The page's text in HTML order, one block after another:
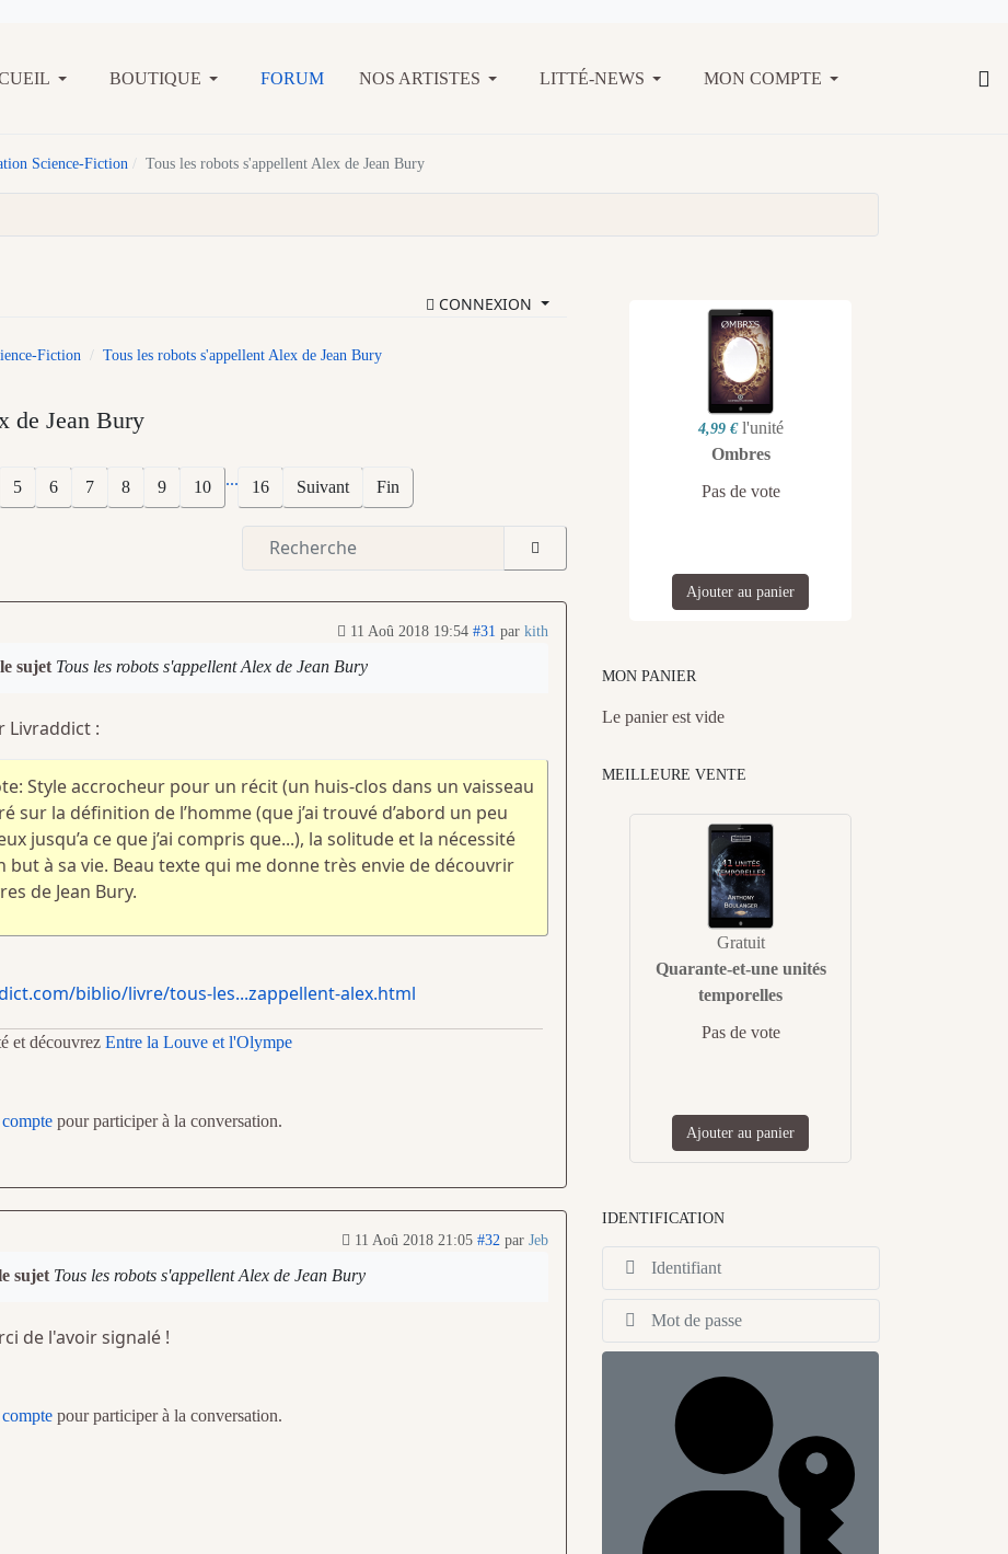
BOUTIQUE FORUM NOS ARTISTES LITTÉ-NEWS MON COMPTE
Science-Fiction Tous les robots s'appellent Alex de Jean Bury
CONNEXION
Fiction Tous les robots s'appellent Alex de Jean Bury
de Jean Bury
5 6 7 8 9 10 ... 16 Suivant Fin
11 Aoû 2018 19:54 #31 par kith
sujet Tous les robots s'appellent Alex de Jean Bury
Livraddict :
Style accrocheur pour un récit (un huis-clos dans un vaisseau
sur la définition de l’homme (que j’ai trouvé d’abord un peu
jusqu’a ce que j’ai compris que...), la solitude et la nécessité
but à sa vie. Beau texte qui me donne très envie de découvrir
de Jean Bury.
biblio/livre/tous-les...zappellent-alex.html
et découvrez Entre la Louve et l'Olympe
pour participer à la conversation.
11 Aoû 2018 21:05 #32 par Jeb
sujet Tous les robots s'appellent Alex de Jean Bury
de l'avoir signalé !
pour participer à la conversation.
4,99 € l'unité
Ombres
Pas de vote
Ajouter au panier
MON PANIER
Le panier est vide
MEILLEURE VENTE
Gratuit
Quarante-et-une unités
temporelles
Pas de vote
Ajouter au panier
IDENTIFICATION